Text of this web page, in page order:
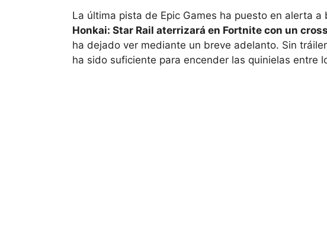
La última pista de Epic Games ha puesto en alerta
Honkai: Star Rail aterrizará en Fortnite con un
ha dejado ver mediante un breve adelanto. Sin
ha sido suficiente para encender las quinielas entre